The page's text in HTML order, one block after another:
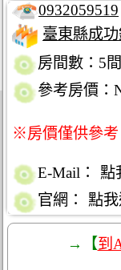
0932059519
臺東縣成
房間數：5間
參考房價：
※房價僅供參
E-Mail：
點
官網：
點
→【到